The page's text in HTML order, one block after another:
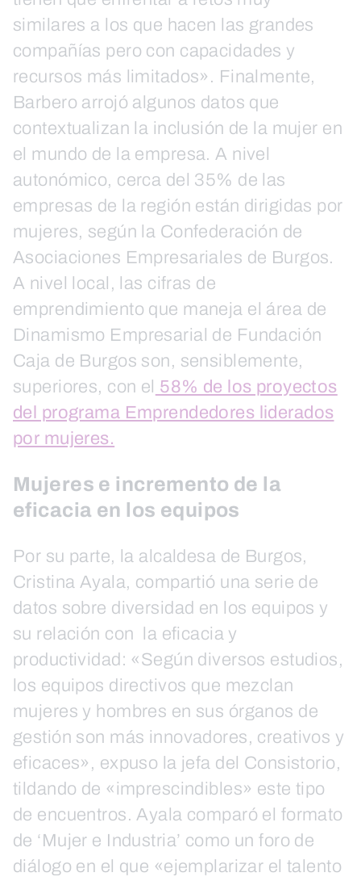
similares a los que hacen las grandes
compañías pero con capacidades y
recursos más limitados». Finalmente,
Barbero arrojó algunos datos que
contextualizan la inclusión de la mujer en
el mundo de la empresa. A nivel
autonómico, cerca del 35% de las
empresas de la región están dirigidas por
mujeres, según la Confederación de
Asociaciones Empresariales de Burgos.
A nivel local, las cifras de
emprendimiento que maneja el área de
Dinamismo Empresarial de Fundación
Caja de Burgos son, sensiblemente,
superiores, con el 58% de los proyectos
del programa Emprendedores liderados
por mujeres.
Mujeres e incremento de la
eficacia en los equipos
Por su parte, la alcaldesa de Burgos,
Cristina Ayala, compartió una serie de
datos sobre diversidad en los equipos y
su relación con la eficacia y
productividad: «Según diversos estudios,
los equipos directivos que mezclan
mujeres y hombres en sus órganos de
gestión son más innovadores, creativos y
eficaces», expuso la jefa del Consistorio,
tildando de «imprescindibles» este tipo
de encuentros. Ayala comparó el formato
de ‘Mujer e Industria’ como un foro de
diálogo en el que «ejemplarizar el talento